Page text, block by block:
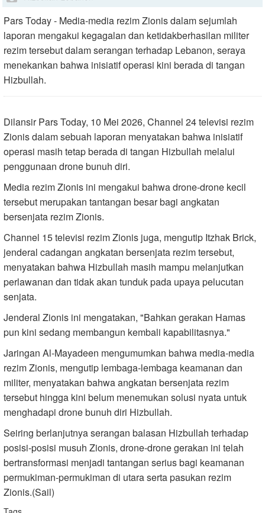
Pars Today - Media-media rezim Zionis dalam sejumlah
laporan mengakui kegagalan dan ketidakberhasilan militer
rezim tersebut dalam serangan terhadap Lebanon, seraya
menekankan bahwa inisiatif operasi kini berada di tangan
Hizbullah.
Dilansir Pars Today, 10 Mei 2026, Channel 24 televisi rezim
Zionis dalam sebuah laporan menyatakan bahwa inisiatif
operasi masih tetap berada di tangan Hizbullah melalui
penggunaan drone bunuh diri.
Media rezim Zionis ini mengakui bahwa drone-drone kecil
tersebut merupakan tantangan besar bagi angkatan
bersenjata rezim Zionis.
Channel 15 televisi rezim Zionis juga, mengutip Itzhak Brick,
jenderal cadangan angkatan bersenjata rezim tersebut,
menyatakan bahwa Hizbullah masih mampu melanjutkan
perlawanan dan tidak akan tunduk pada upaya pelucutan
senjata.
Jenderal Zionis ini mengatakan, "Bahkan gerakan Hamas
pun kini sedang membangun kembali kapabilitasnya."
Jaringan Al-Mayadeen mengumumkan bahwa media-media
rezim Zionis, mengutip lembaga-lembaga keamanan dan
militer, menyatakan bahwa angkatan bersenjata rezim
tersebut hingga kini belum menemukan solusi nyata untuk
menghadapi drone bunuh diri Hizbullah.
Seiring berlanjutnya serangan balasan Hizbullah terhadap
posisi-posisi musuh Zionis, drone-drone gerakan ini telah
bertransformasi menjadi tantangan serius bagi keamanan
permukiman-permukiman di utara serta pasukan rezim
Zionis.(Sail)